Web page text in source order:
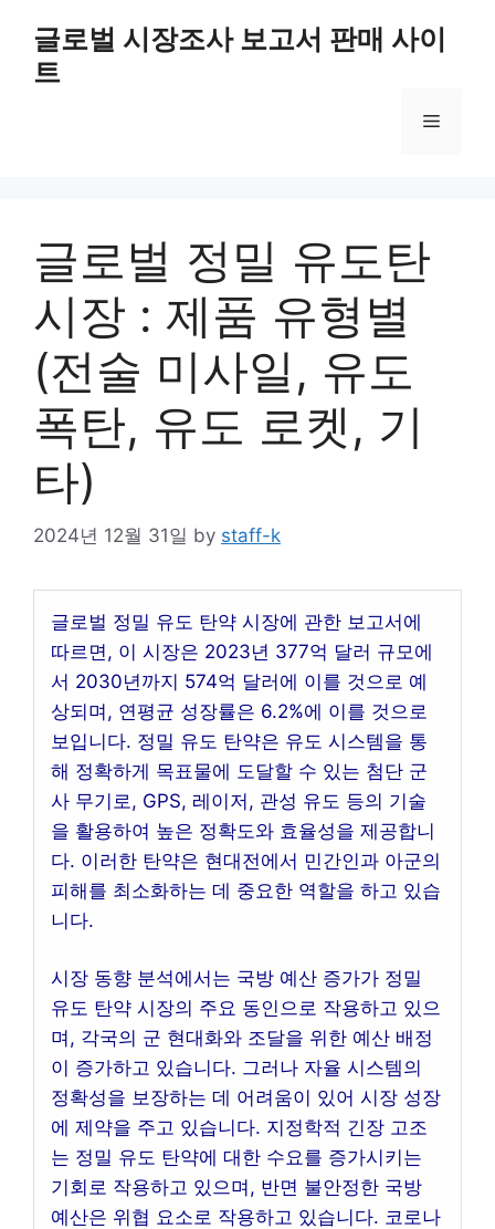
content
글로벌 시장조사 보고서 판매 사이
트
Menu
글로벌 정밀 유도탄
시장 : 제품 유형별
(전술 미사일, 유도
폭탄, 유도 로켓, 기
타)
2024년 12월 31일 by staff-k
글로벌 정밀 유도 탄약 시장에 관한 보고서에
따르면, 이 시장은 2023년 377억 달러 규모에
서 2030년까지 574억 달러에 이를 것으로 예
상되며, 연평균 성장률은 6.2%에 이를 것으로
보입니다. 정밀 유도 탄약은 유도 시스템을 통
해 정확하게 목표물에 도달할 수 있는 첨단 군
사 무기로, GPS, 레이저, 관성 유도 등의 기술
을 활용하여 높은 정확도와 효율성을 제공합니
다. 이러한 탄약은 현대전에서 민간인과 아군의
피해를 최소화하는 데 중요한 역할을 하고 있습
니다.
시장 동향 분석에서는 국방 예산 증가가 정밀
유도 탄약 시장의 주요 동인으로 작용하고 있으
며, 각국의 군 현대화와 조달을 위한 예산 배정
이 증가하고 있습니다. 그러나 자율 시스템의
정확성을 보장하는 데 어려움이 있어 시장 성장
에 제약을 주고 있습니다. 지정학적 긴장 고조
는 정밀 유도 탄약에 대한 수요를 증가시키는
기회로 작용하고 있으며, 반면 불안정한 국방
예산은 위협 요소로 작용하고 있습니다. 코로나